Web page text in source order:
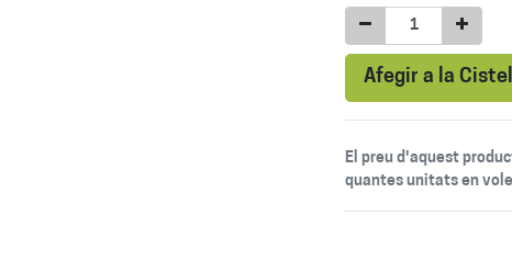
Afegir a la
El preu d'aquest
quantes unitats en